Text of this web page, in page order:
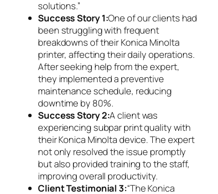
solutions.”
Success Story 1:One of our clients had
been struggling with frequent
breakdowns of their Konica Minolta
printer, affecting their daily operations.
After seeking help from the expert,
they implemented a preventive
maintenance schedule, reducing
downtime by 80%.
Success Story 2:A client was
experiencing subpar print quality with
their Konica Minolta device. The expert
not only resolved the issue promptly
but also provided training to the staff,
improving overall productivity.
Client Testimonial 3:“The Konica